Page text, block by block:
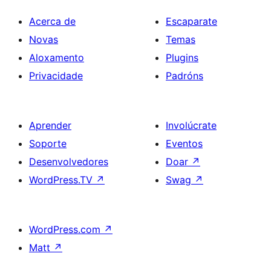
Acerca de
Novas
Aloxamento
Privacidade
Escaparate
Temas
Plugins
Padróns
Aprender
Soporte
Desenvolvedores
WordPress.TV ↗
Involúcrate
Eventos
Doar ↗
Swag ↗
WordPress.com ↗
Matt ↗